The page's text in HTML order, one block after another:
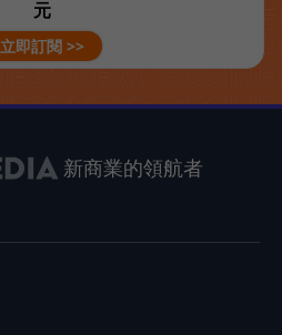
元
立即訂閱 >>
新商業的領航者